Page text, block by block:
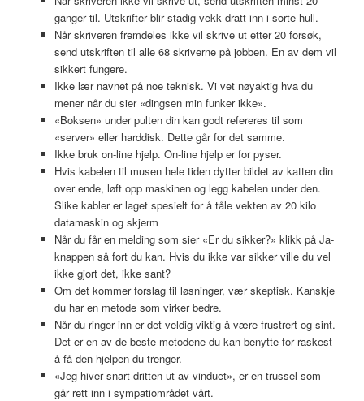
ganger til. Utskrifter blir stadig vekk dratt inn i sorte hull.
Når skriveren fremdeles ikke vil skrive ut etter 20 forsøk,
send utskriften til alle 68 skriverne på jobben. En av dem vil
sikkert fungere.
Ikke lær navnet på noe teknisk. Vi vet nøyaktig hva du
mener når du sier «dingsen min funker ikke».
«Boksen» under pulten din kan godt refereres til som
«server» eller harddisk. Dette går for det samme.
Ikke bruk on-line hjelp. On-line hjelp er for pyser.
Hvis kabelen til musen hele tiden dytter bildet av katten din
over ende, løft opp maskinen og legg kabelen under den.
Slike kabler er laget spesielt for å tåle vekten av 20 kilo
datamaskin og skjerm
Når du får en melding som sier «Er du sikker?» klikk på Ja-
knappen så fort du kan. Hvis du ikke var sikker ville du vel
ikke gjort det, ikke sant?
Om det kommer forslag til løsninger, vær skeptisk. Kanskje
du har en metode som virker bedre.
Når du ringer inn er det veldig viktig å være frustrert og sint.
Det er en av de beste metodene du kan benytte for raskest
å få den hjelpen du trenger.
«Jeg hiver snart dritten ut av vinduet», er en trussel som
går rett inn i sympatiområdet vårt.